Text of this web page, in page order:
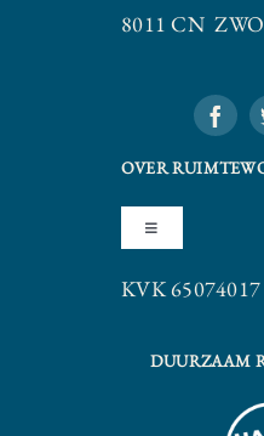
8011 CN
OVER
Toggle
Navigation
Algemene VoorwaardenKVK 65074017
DUURZAAM